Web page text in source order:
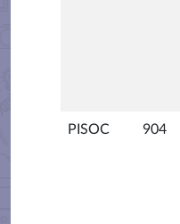
PISOC 904